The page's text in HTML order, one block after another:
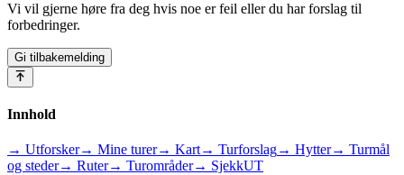
Vi vil gjerne høre fra deg hvis noe er feil eller du har forslag til
forbedringer.
Gi tilbakemelding
Innhold
→ Utforsker→ Mine turer→ Kart→ Turforslag→ Hytter→ Turmål
og steder→ Ruter→ Turområder→ SjekkUT